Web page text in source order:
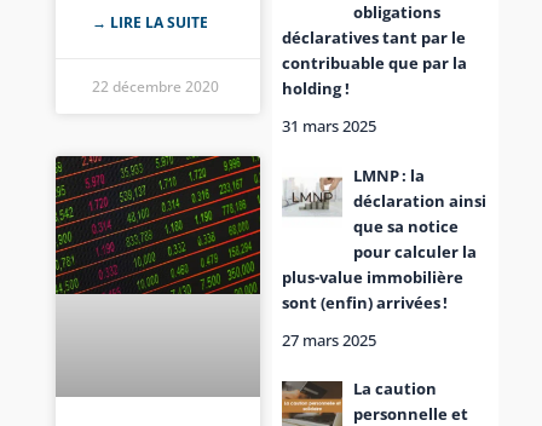
→ LIRE LA SUITE
22 décembre 2020
obligations
déclaratives tant par le
contribuable que par la
holding !
31 mars 2025
LMNP : la
déclaration ainsi
que sa notice
pour calculer la
plus-value immobilière
sont (enfin) arrivées !
27 mars 2025
La caution
personnelle et